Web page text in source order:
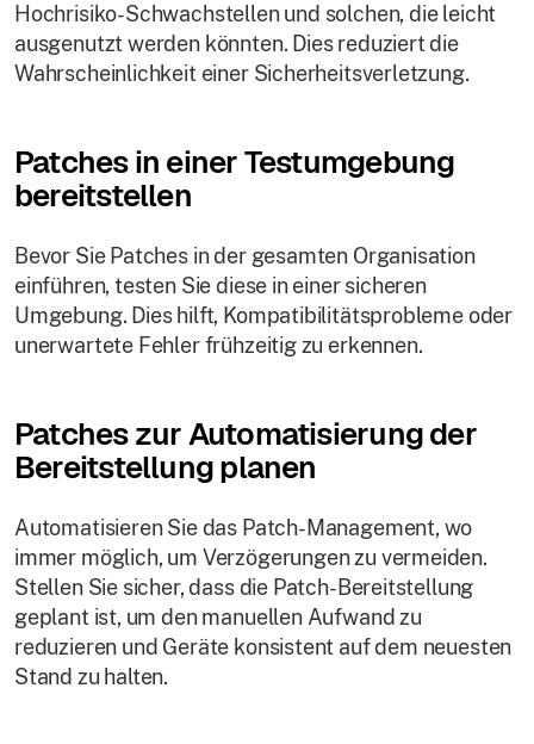
Hochrisiko-Schwachstellen und solchen, die leicht
ausgenutzt werden könnten. Dies reduziert die
Wahrscheinlichkeit einer Sicherheitsverletzung.
Patches in einer Testumgebung
bereitstellen
Bevor Sie Patches in der gesamten Organisation
einführen, testen Sie diese in einer sicheren
Umgebung. Dies hilft, Kompatibilitätsprobleme oder
unerwartete Fehler frühzeitig zu erkennen.
Patches zur Automatisierung der
Bereitstellung planen
Automatisieren Sie das Patch-Management, wo
immer möglich, um Verzögerungen zu vermeiden.
Stellen Sie sicher, dass die Patch-Bereitstellung
geplant ist, um den manuellen Aufwand zu
reduzieren und Geräte konsistent auf dem neuesten
Stand zu halten.